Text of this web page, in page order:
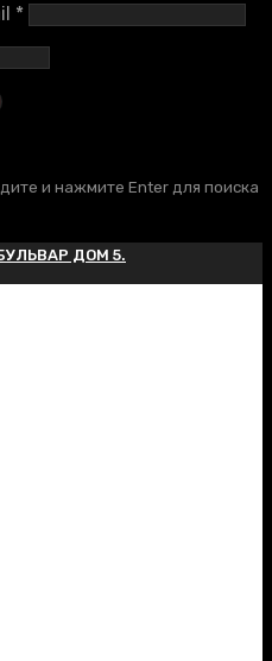
*Обязательно
и нажмите Enter для поиска
ДОМ 5.